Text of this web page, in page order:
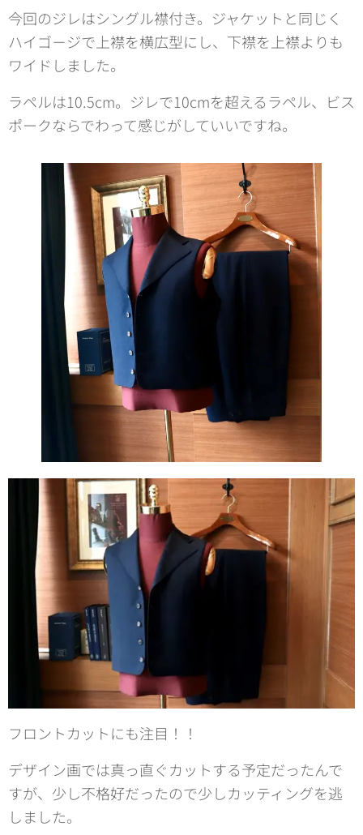
今回のジレはシングル襟付き。ジャケットと同じく
ハイゴ－ジで上襟を横広型にし、下襟を上襟よりも
ワイドしました。
ラペルは10.5cm。ジレで10cmを超えるラペル、ビス
ポークならでわって感じがしていいですね。
フロントカットにも注目！！
デザイン画では真っ直ぐカットする予定だったんで
すが、少し不格好だったので少しカッティングを逃
しました。